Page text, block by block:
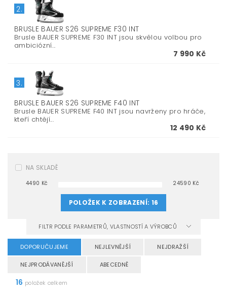
2.
BRUSLE BAUER S26 SUPREME F30 INT
Brusle BAUER SUPREME F30 INT jsou skvělou volbou pro
ambiciózní...
7 990 Kč
3.
BRUSLE BAUER S26 SUPREME F40 INT
Brusle BAUER SUPREME F40 INT jsou navrženy pro hráče,
kteří chtějí...
12 490 Kč
NA SKLADĚ
4490 Kč 24590 Kč
POLOŽEK K ZOBRAZENÍ: 16
FILTR PODLE PARAMETRŮ, VLASTNOSTÍ A VÝROBCŮ
DOPORUČUJEME NEJLEVNĚJŠÍ NEJDRAŽŠÍ
NEJPRODÁVANĚJŠÍ ABECEDNĚ
16 položek celkem